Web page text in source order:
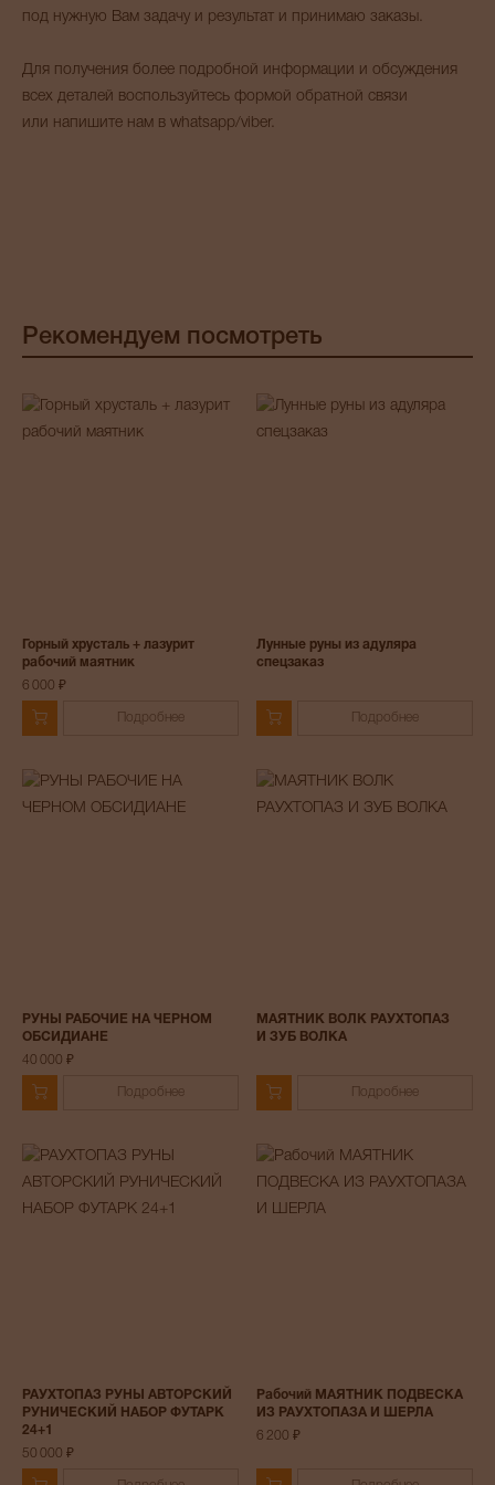
под нужную Вам задачу и результат и принимаю заказы.
Для получения более подробной информации и обсуждения
всех деталей воспользуйтесь формой обратной связи
или напишите нам в whatsapp/viber.
Рекомендуем посмотреть
Горный хрусталь + лазурит
рабочий маятник
6 000 ₽
Подробнее
Лунные руны из адуляра
спецзаказ
Подробнее
РУНЫ РАБОЧИЕ НА ЧЕРНОМ
ОБСИДИАНЕ
40 000 ₽
Подробнее
МАЯТНИК ВОЛК РАУХТОПАЗ
И ЗУБ ВОЛКА
Подробнее
РАУХТОПАЗ РУНЫ АВТОРСКИЙ
РУНИЧЕСКИЙ НАБОР ФУТАРК
24+1
50 000 ₽
Рабочий МАЯТНИК ПОДВЕСКА
ИЗ РАУХТОПАЗА И ШЕРЛА
6 200 ₽